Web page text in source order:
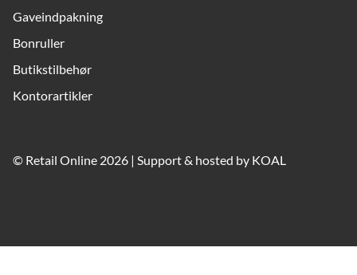
Gaveindpakning
Bonruller
Butikstilbehør
Kontorartikler
© Retail Online 2026 | Support & hosted by KOAL